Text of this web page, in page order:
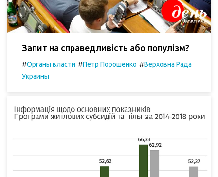
Запит на справедливість або популізм?
#Органы власти #Петр Порошенко #Верховна Рада
Украины